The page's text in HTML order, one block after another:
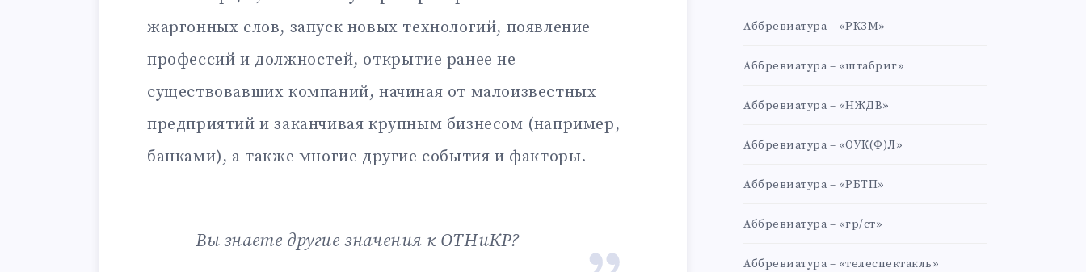
жаргонных слов, запуск новых технологий, появление
профессий и должностей, открытие ранее не
существовавших компаний, начиная от малоизвестных
предприятий и заканчивая крупным бизнесом (например,
банками), а также многие другие события и факторы.
Вы знаете другие значения к ОТНиКР?
Аббревиатура – «РКЗМ»
Аббревиатура – «штабриг»
Аббревиатура – «НЖДВ»
Аббревиатура – «ОУК(Ф)Л»
Аббревиатура – «РБТП»
Аббревиатура – «гр/ст»
Аббревиатура – «телеспектакль»